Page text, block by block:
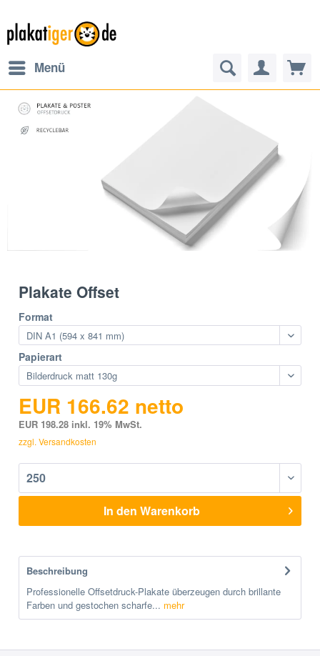
Menü
Plakate Offset
Format
Papierart
EUR 166.62 netto
EUR 198.28 inkl. 19% MwSt.
zzgl. Versandkosten
In den Warenkorb
Beschreibung
Professionelle Offsetdruck-Plakate überzeugen durch brillante
Farben und gestochen scharfe... mehr